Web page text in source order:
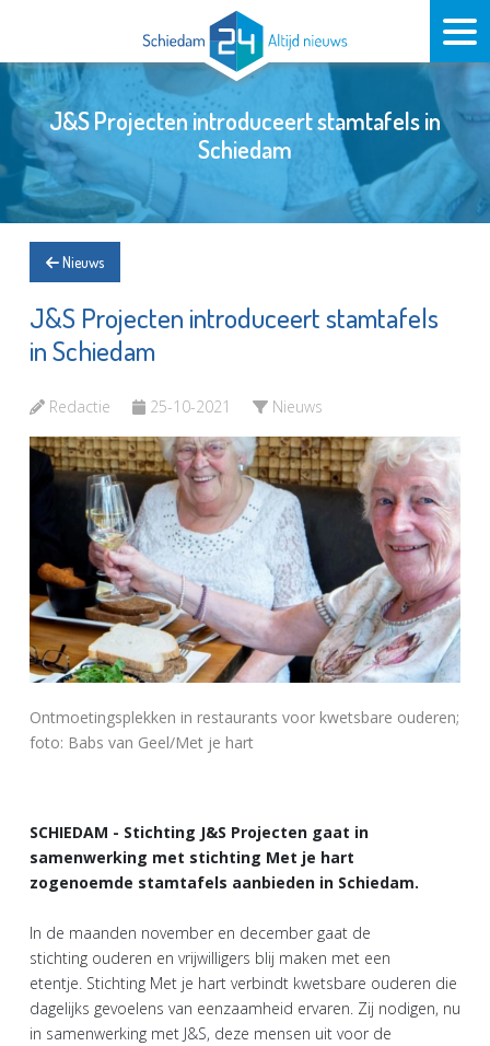
J&S Projecten introduceert stamtafels in
Schiedam
Nieuws
J&S Projecten introduceert stamtafels
in Schiedam
Redactie 25-10-2021 Nieuws
Ontmoetingsplekken in restaurants voor kwetsbare ouderen;
foto: Babs van Geel/Met je hart
SCHIEDAM - Stichting J&S Projecten gaat in
samenwerking met stichting Met je hart
zogenoemde stamtafels aanbieden in Schiedam.
In de maanden november en december gaat de
stichting ouderen en vrijwilligers blij maken met een
etentje. Stichting Met je hart verbindt kwetsbare ouderen die
dagelijks gevoelens van eenzaamheid ervaren. Zij nodigen, nu
in samenwerking met J&S, deze mensen uit voor de